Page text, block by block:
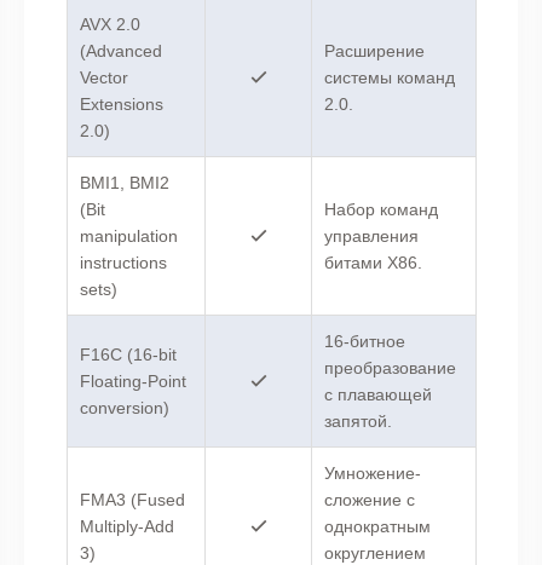
AVX 2.0
(Advanced
Vector
Extensions
2.0)
Расширение
системы команд
2.0.
BMI1, BMI2
(Bit
manipulation
instructions
sets)
Набор команд
управления
битами X86.
F16C (16-bit
Floating-Point
conversion)
16-битное
преобразование
с плавающей
запятой.
FMA3 (Fused
Multiply-Add
3)
Умножение-
сложение с
однократным
округлением